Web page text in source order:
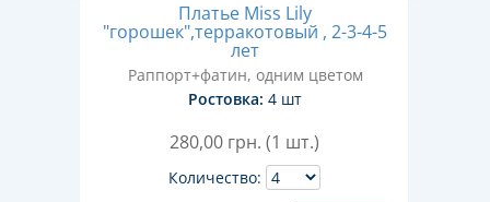
Платье Miss Lily
"горошек",терракотовый , 2-3-4-5
лет
Раппорт+фатин, одним цветом
Ростовка: 4 шт
280,00 грн. (1 шт.)
Количество: